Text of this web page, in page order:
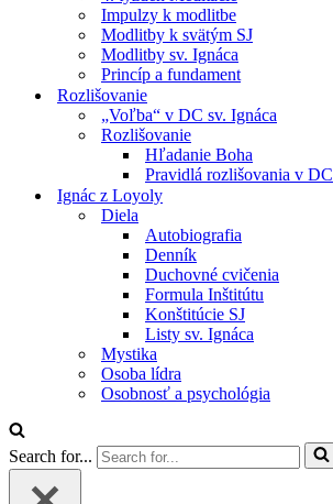
Impulzy k modlitbe
Modlitby k svätým SJ
Modlitby sv. Ignáca
Princíp a fundament
Rozlišovanie
„Voľba“ v DC sv. Ignáca
Rozlišovanie
Hľadanie Boha
Pravidlá rozlišovania v DC
Ignác z Loyoly
Diela
Autobiografia
Denník
Duchovné cvičenia
Formula Inštitútu
Konštitúcie SJ
Listy sv. Ignáca
Mystika
Osoba lídra
Osobnosť a psychológia
Search for...